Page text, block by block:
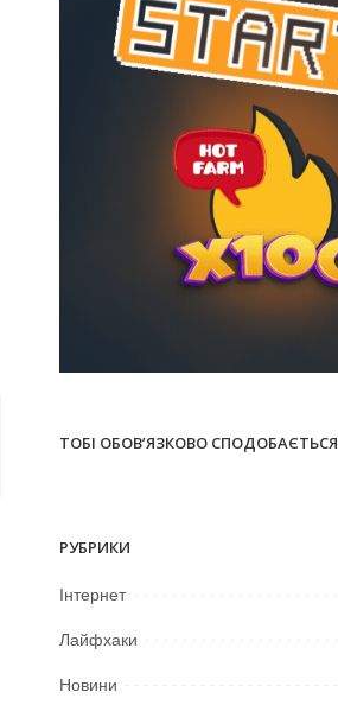
ТОБІ ОБОВ’ЯЗКОВО СПОДОБАЄТЬСЯ
РУБРИКИ
Iнтернет
Лайфхаки
Новини